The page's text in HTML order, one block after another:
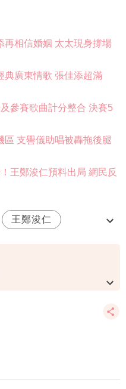
再相信婚姻 太太現身撐場
典廣東情歌 張佳添超滿
參賽歌曲計分整合 決賽5
區 支嚳儀助唱被轟拖後腿
王鄭浚仁預料出局 網民反
王鄭浚仁